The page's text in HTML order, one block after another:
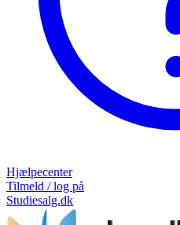
Hjælpecenter
Tilmeld / log på
Studiesalg.dk